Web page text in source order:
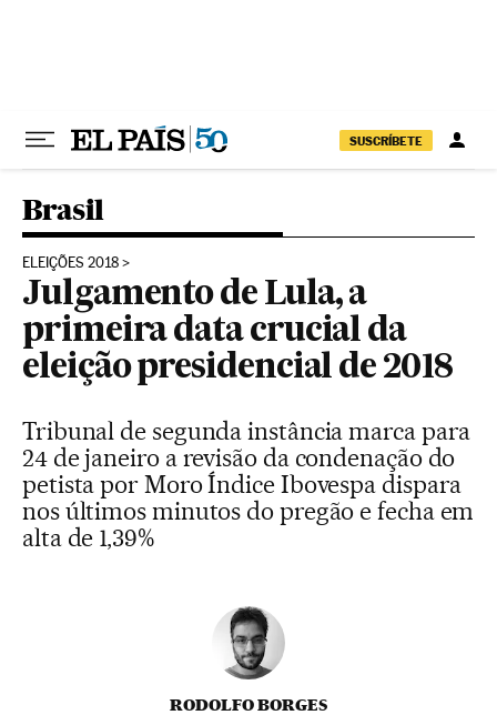
SUSCRÍBETE
Brasil
ELEIÇÕES 2018
Julgamento de Lula, a
primeira data crucial da
eleição presidencial de 2018
Tribunal de segunda instância marca para
24 de janeiro a revisão da condenação do
petista por Moro Índice Ibovespa dispara
nos últimos minutos do pregão e fecha em
alta de 1,39%
RODOLFO BORGES